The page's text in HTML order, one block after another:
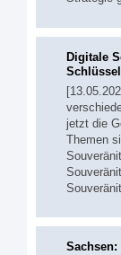
Digitale
jetzt die
Themen
Sachsen: